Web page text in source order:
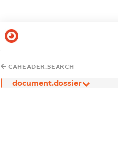
CAHEADER.SEARCH
document.dossier